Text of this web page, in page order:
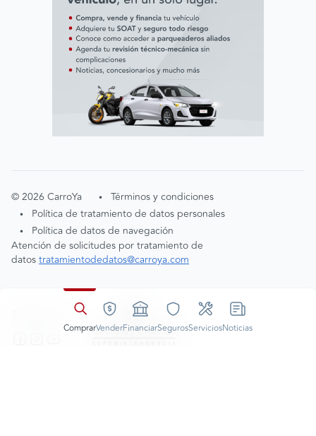
ComprarVenderFinanciarSegurosServiciosNoticias
©2026 CarroYa • Términos y condiciones
• Política de tratamiento de datos personales
•
Política de datos de navegación
Atención de solicitudes por tratamiento de
datostratamientodedatos@carroya.com
Aceptación cookies
consideramos que aceptas nuestras
Políticas de datos de navegación